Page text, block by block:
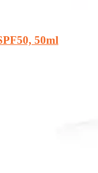
50ml